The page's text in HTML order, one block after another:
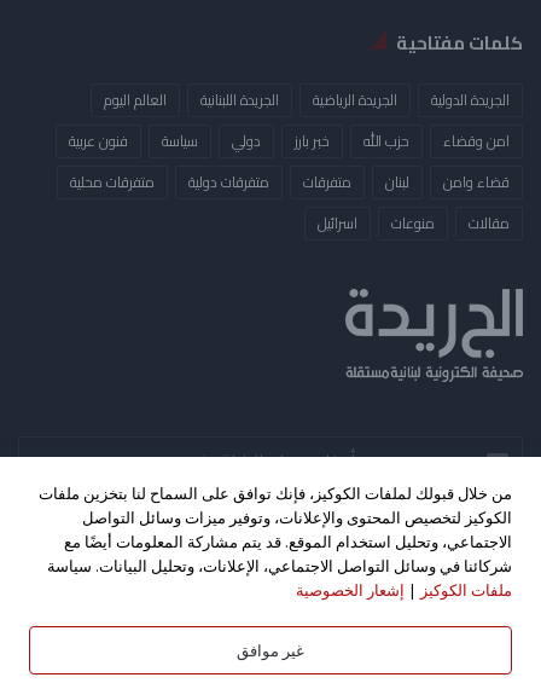
كلمات مفتاحية
الجريدة الدولية الجريدة الرياضية الجريدة اللبنانية
العالم اليوم
امن وقضاء
حزب الله خبر بارز دولي سياسة
فنون عربية
قضاء وامن
لبنان متفرقات متفرقات دولية
متفرقات محلية
مقالات
منوعات ​اسرائيل
أدخل
الإلكتروني
فيسبوك
‫X
‫YouTube
من خلال قبولك لملفات الكوكيز، فإنك توافق على السماح لنا بتخزين ملفات
الكوكيز لتخصيص المحتوى والإعلانات، وتوفير ميزات وسائل التواصل
الاجتماعي، وتحليل استخدام الموقع. قد يتم مشاركة المعلومات أيضًا مع
شركائنا في وسائل التواصل الاجتماعي، الإعلانات، وتحليل البيانات. سياسة
ملفات الكوكيز | إشعار الخصوصية
غير موافق